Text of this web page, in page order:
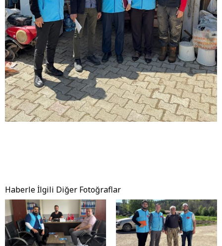
Haberle İlgili Diğer Fotoğraflar